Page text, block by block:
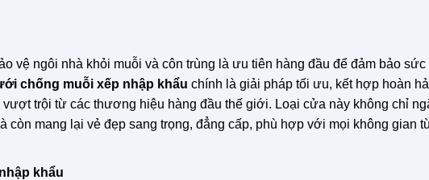
vệ ngôi nhà khỏi muỗi và côn trùng là ưu tiên hàng đầu để đảm bảo sức
chống muỗi xếp nhập khẩu chính là giải pháp tối ưu, kết hợp hoàn
trội từ các thương hiệu hàng đầu thế giới. Loại cửa này không chỉ
còn mang lại vẻ đẹp sang trọng, đẳng cấp, phù hợp với mọi không gian
khẩu